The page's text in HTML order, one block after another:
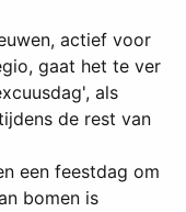
actief voor
gaat het te ver
als
de rest van
een feestdag om
bomen is